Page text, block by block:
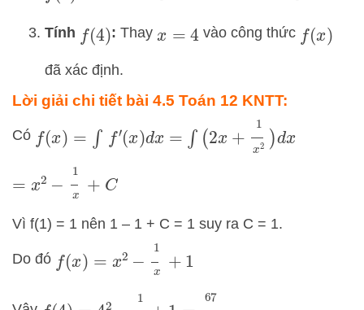
Tính f(4) : Thay x=4 vào công thức f(x)
đã xác định.
Lời giải chi tiết bài 4.5 Toán 12 KNTT:
Có f(x)= ∫f′( x) dx 2 x+ 2 d x
2− + C
Vì f(1) = 1 nên 1 – 1 + C = 1 suy ra C = 1.
Do đó (x = 1 1
(4)= −1 1 = 67